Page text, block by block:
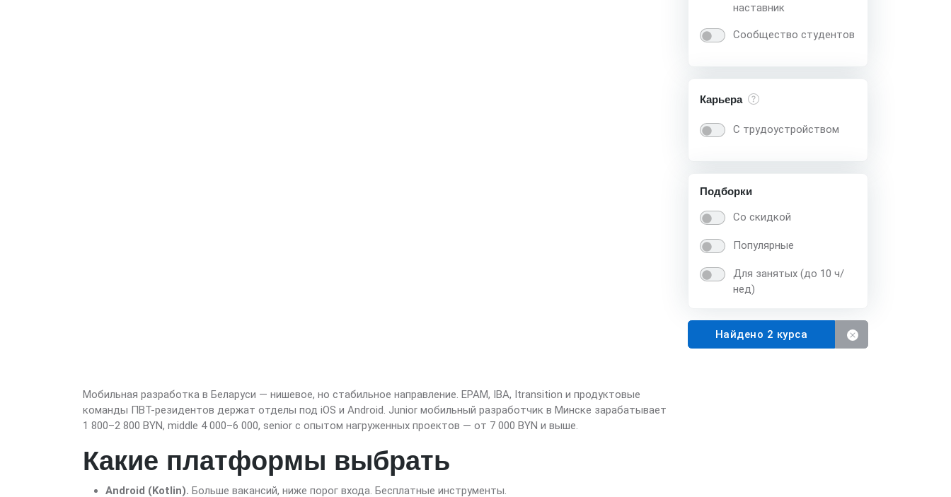
наставник
Сообщество студентов
Карьера
С трудоустройством
Подборки
Со скидкой
Популярные
Для занятых (до 10 ч/
нед)
Найдено 2 курса
Мобильная разработка в Беларуси — нишевое, но стабильное направление. EPAM, IBA, Itransition и продуктовые
команды ПВТ-резидентов держат отделы под iOS и Android. Junior мобильный разработчик в Минске зарабатывает
1 800–2 800 BYN, middle 4 000–6 000, senior с опытом нагруженных проектов — от 7 000 BYN и выше.
Какие платформы выбрать
Android (Kotlin). Больше вакансий, ниже порог входа. Бесплатные инструменты.